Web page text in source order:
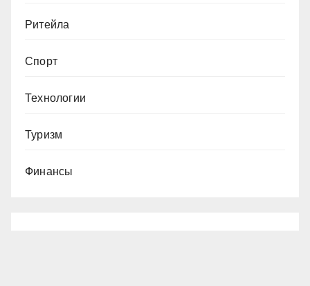
Ритейла
Спорт
Технологии
Туризм
Финансы